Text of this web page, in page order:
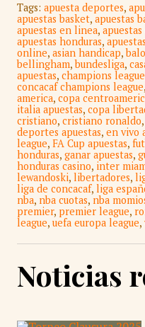
Tags: apuesta deportes,
apuestas basket, apuestas
apuestas en linea,
apuestas honduras,
online, asian handicap,
bellingham,bundesliga,
apuestas, champions league
concacaf champions league,
america, copa
italia apuestas, copa
cristiano, cristiano ronaldo,
deportes apuestas, en vivo
league, FA Cup apuestas,
honduras, ganar apuestas,
honduras casino, inter
lewandoski, libertadores,
liga de concacaf, liga
nba, nba cuotas, nba
premier, premier league,
league, uefa europa league,
Noticias